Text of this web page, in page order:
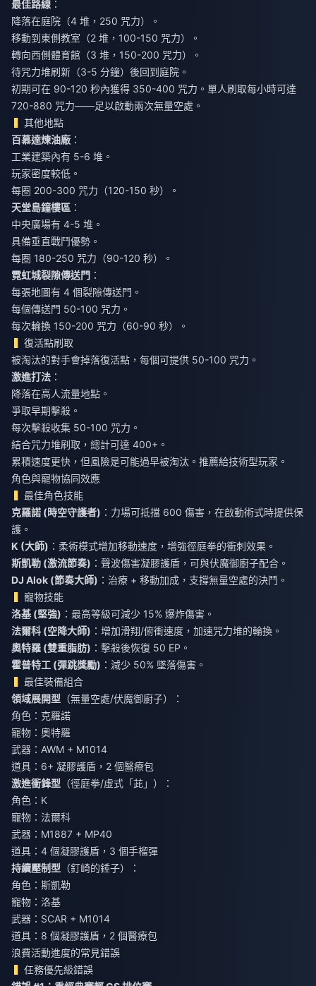
最佳路線 ：
降落在庭院（4 堆，250 咒力）。
移動到東側教室（2 堆，100-150 咒力）。
轉向西側體育館（3 堆，150-200 咒力）。
待咒力堆刷新（3-5 分鐘）後回到庭院。
初期可在 90-120 秒內獲得 350-400 咒力。單人刷取每小時可達
720-880 咒力——足以啟動兩次無量空處。
其他地點
百慕達煉油廠 ：
工業建築內有 5-6 堆。
玩家密度較低。
每圈 200-300 咒力（120-150 秒）。
天堂島鐘樓區 ：
中央廣場有 4-5 堆。
具備垂直戰鬥優勢。
每圈 180-250 咒力（90-120 秒）。
霓虹城裂隙傳送門 ：
每張地圖有 4 個裂隙傳送門。
每個傳送門 50-100 咒力。
每次輪換 150-200 咒力（60-90 秒）。
復活點刷取
被淘汰的對手會掉落復活點，每個可提供 50-100 咒力。
激進打法 ：
降落在高人流量地點。
爭取早期擊殺。
每次擊殺收集 50-100 咒力。
結合咒力堆刷取，總計可達 400+。
累積速度更快，但風險是可能過早被淘汰。推薦給技術型玩家。
角色與寵物協同效應
最佳角色技能
克羅諾 (時空守護者) ：力場可抵擋 600 傷害，在啟動術式時提供保
護。
K (大師) ：柔術模式增加移動速度，增強徑庭拳的衝刺效果。
斯凱勒 (激流節奏) ：聲波傷害凝膠護盾，可與伏魔御廚子配合。
DJ Alok (節奏大師) ：治療 + 移動加成，支撐無量空處的決鬥。
寵物技能
洛基 (堅強) ：最高等級可減少 15% 爆炸傷害。
法爾科 (空降大師) ：增加滑翔/俯衝速度，加速咒力堆的輪換。
奧特羅 (雙重脂肪) ：擊殺後恢復 50 EP。
霍普特工 (彈跳獎勵) ：減少 50% 墜落傷害。
最佳裝備組合
領域展開型 （無量空處/伏魔御廚子）：
角色：克羅諾
寵物：奧特羅
武器：AWM + M1014
道具：6+ 凝膠護盾，2 個醫療包
激進衝鋒型 （徑庭拳/虛式「茈」）：
角色：K
寵物：法爾科
武器：M1887 + MP40
道具：4 個凝膠護盾，3 個手榴彈
持續壓制型 （釘崎的錘子）：
角色：斯凱勒
寵物：洛基
武器：SCAR + M1014
道具：8 個凝膠護盾，2 個醫療包
浪費活動進度的常見錯誤
任務優先級錯誤